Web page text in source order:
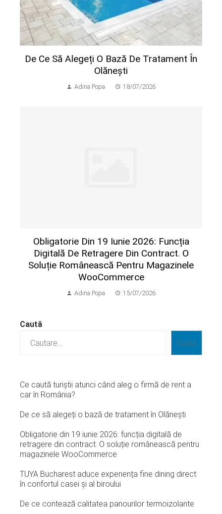
De Ce Să Alegeți O Bază De Tratament În
Olănești
Adina Popa 18/07/2026
Obligatorie Din 19 Iunie 2026: Funcția
Digitală De Retragere Din Contract. O
Soluție Românească Pentru Magazinele
WooCommerce
Adina Popa 15/07/2026
Caută
Caută
Ce caută turiștii atunci când aleg o firmă de rent a
car în România?
De ce să alegeți o bază de tratament în Olănești
Obligatorie din 19 iunie 2026: funcția digitală de
retragere din contract. O soluție românească pentru
magazinele WooCommerce
TUYA Bucharest aduce experiența fine dining direct
în confortul casei și al biroului
De ce contează calitatea panourilor termoizolante